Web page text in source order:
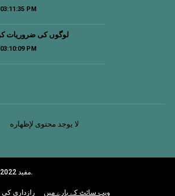
PM
لوگوں کی ضروریات
PM
لا يوجد محتوى لإظهاره
مفید 2022 . تمام حقوق محفوظ ہیں.
رازداری ویب سائٹ کے بارے میں